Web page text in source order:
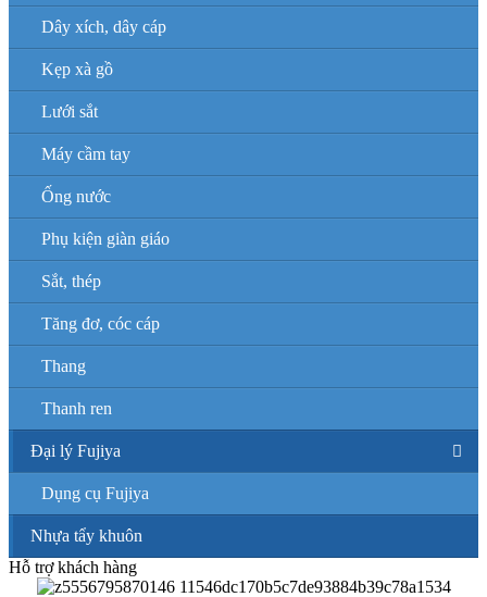
Dây xích, dây cáp
Kẹp xà gồ
Lưới sắt
Máy cầm tay
Ống nước
Phụ kiện giàn giáo
Sắt, thép
Tăng đơ, cóc cáp
Thang
Thanh ren
Đại lý Fujiya
Dụng cụ Fujiya
Nhựa tẩy khuôn
Hỗ trợ khách hàng